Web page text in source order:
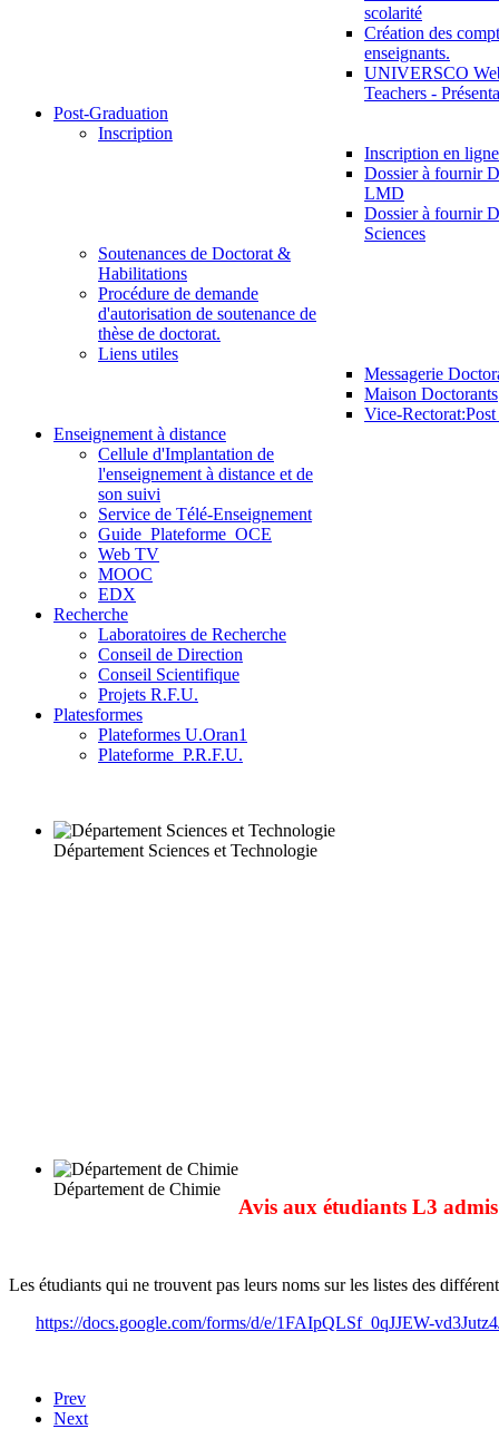
scolarité
Création des
enseignants.
UNIVERSCO
Teachers -
Post-Graduation
Inscription
Inscription en ligne
Dossier à fournir
LMD
Dossier à fournir
Sciences
Soutenances de Doctorat &
Habilitations
Procédure de demande
d'autorisation de soutenance de
thèse de doctorat.
Liens utiles
Messagerie
Maison Doctorants
Vice-
Enseignement à distance
Cellule d'Implantation de
l'enseignement à distance et de
son suivi
Service de Télé-Enseignement
Guide_Plateforme_OCE
Web TV
MOOC
EDX
Recherche
Laboratoires de Recherche
Conseil de Direction
Conseil Scientifique
Projets R.F.U.
Platesformes
Plateformes U.Oran1
Plateforme_P.R.F.U.
Département Sciences et Technologie
Département de Chimie
Avis aux étudiants L3
Les étudiants qui ne trouvent pas leurs noms sur les listes des
https://docs.google.com/forms/d/e/1FAIpQLSf_0qJJEW-
Prev
Next